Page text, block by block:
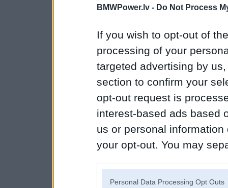
BMWPower.lv - Do Not Process
If you wish to opt-out of
processing of your
targeted advertising by
section to confirm your
opt-out request is
interest-based ads based
us or personal
your opt-out. You may
Personal Data Processing Opt Outs